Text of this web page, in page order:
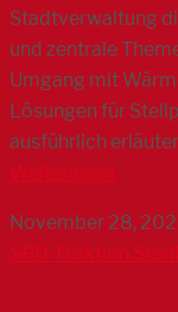
Stadtverwaltung
und zentrale
Umgang mit
Lösungen für
ausführlich
Weiterlesen
November 28,
SPD-Fraktion